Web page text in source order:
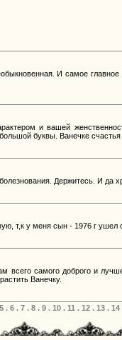
И самое
и вашей
буквы. Ванечке
Держитесь. И да
т,к у меня сын - 1976 г
самого доброго и
Ванечку.
5. 6. 7. 8. 9. 10. 11 . 12. 13. 14